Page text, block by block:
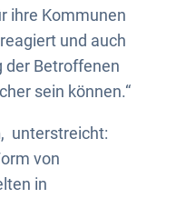
ihre Kommunen
und auch
der Betroffenen
sein können.“
, unterstreicht:
von
in